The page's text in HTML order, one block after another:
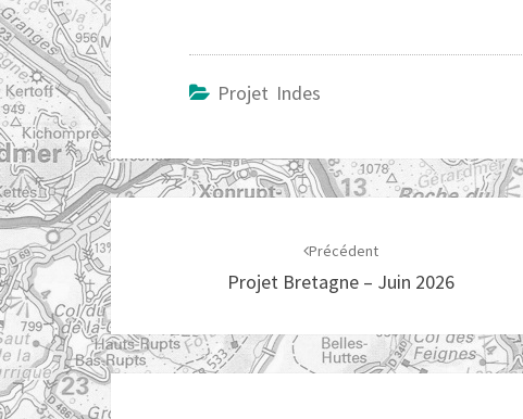
Projet Indes
Navigation
d'article
Précédent
Projet Bretagne – Juin 2026